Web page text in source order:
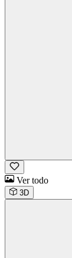
Ver todo
3D